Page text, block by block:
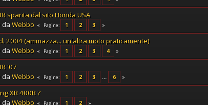
sparita dal sito Honda USA
da Webbo Pagine 1 2 3
2004 (ammazza... un'altra moto praticamente)
da Webbo Pagine 1 2 3 4
'07
da Webbo Pagine 1 2 3 ... 6
XR 400R ?
da Webbo Pagine 1 2